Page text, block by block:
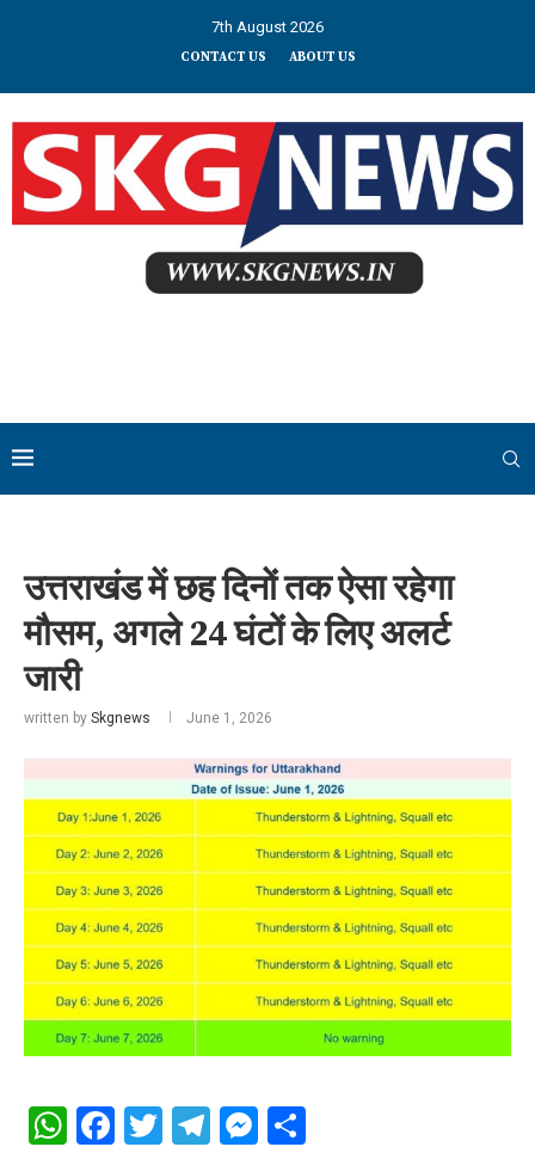
7th August 2026
CONTACT US ABOUT US
उत्तराखंड में छह दिनों तक ऐसा रहेगा
मौसम, अगले 24 घंटों के लिए अलर्ट
जारी
written by Skgnews June 1, 2026
WhatsApp
Facebook
Twitter
Telegram
Messenger